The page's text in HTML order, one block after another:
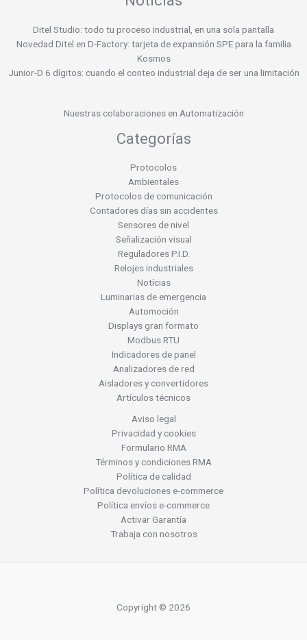
Ditel Studio: todo tu proceso industrial, en una sola pantalla
Novedad Ditel en D-Factory: tarjeta de expansión SPE para la familia
Kosmos
Junior-D 6 dígitos: cuando el conteo industrial deja de ser una limitación
Nuestras colaboraciones en Automatización
Categorías
Protocolos
Ambientales
Protocolos de comunicación
Contadores días sin accidentes
Sensores de nivel
Señalización visual
Reguladores P.I.D.
Relojes industriales
Notícias
Luminarias de emergencia
Automoción
Displays gran formato
Modbus RTU
Indicadores de panel
Analizadores de red
Aisladores y convertidores
Artículos técnicos
Aviso legal
Privacidad y cookies
Formulario RMA
Términos y condiciones RMA
Política de calidad
Política devoluciones e-commerce
Política envíos e-commerce
Activar Garantía
Trabaja con nosotros
Copyright © 2026